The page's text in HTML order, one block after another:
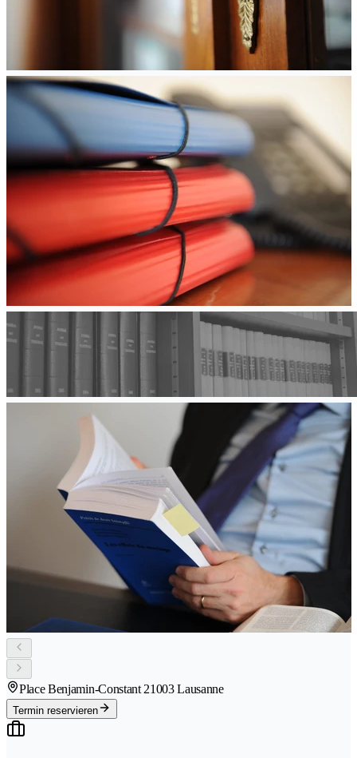
Place Benjamin-Constant 21003 Lausanne
Termin reservieren